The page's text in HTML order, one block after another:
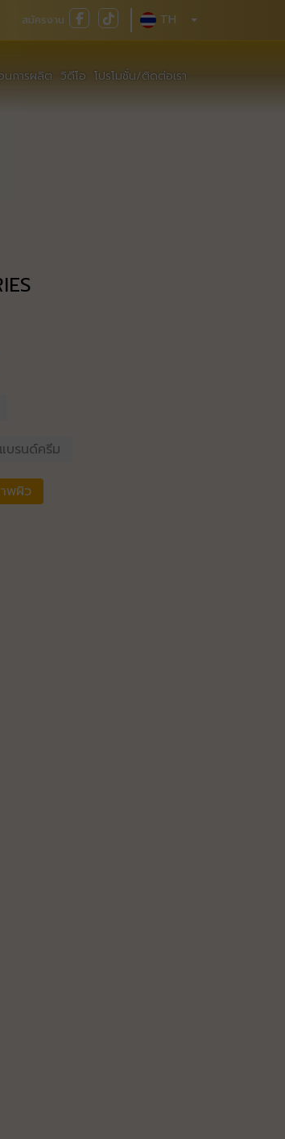
สมัครงาน TH
นการผลิต วิดีโอ โปรโมชั่น/ติดต่อเรา
บรนด์ครีม
พผิว